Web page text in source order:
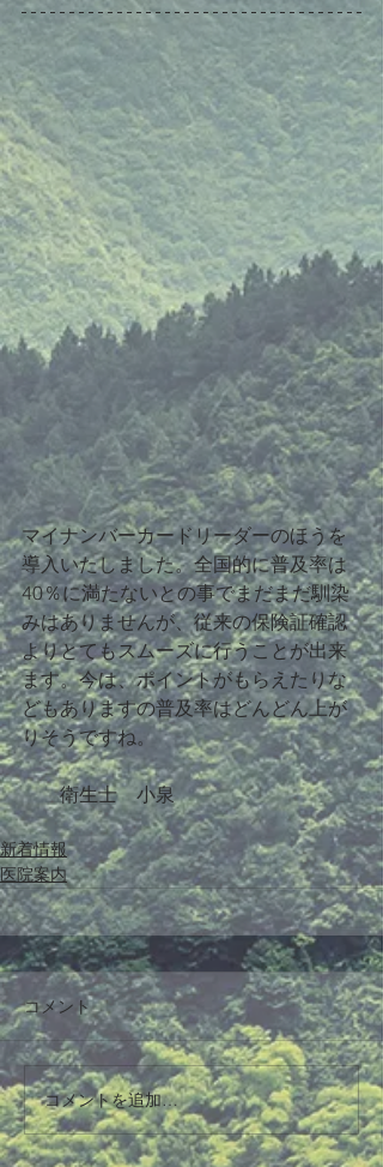
マイナンバーカードリーダーのほうを
導入いたしました。全国的に普及率は
40％に満たないとの事でまだまだ馴染
みはありませんが、従来の保険証確認
よりとてもスムーズに行うことが出来
ます。今は、ポイントがもらえたりな
どもありますの普及率はどんどん上が
りそうですね。
衛生士　小泉
新着情報
医院案内
コメント
コメントを追加…